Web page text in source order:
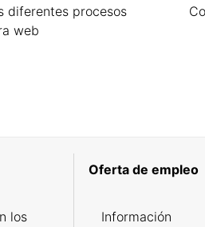
diferentes procesos
web
los
Oferta de empleo
Información